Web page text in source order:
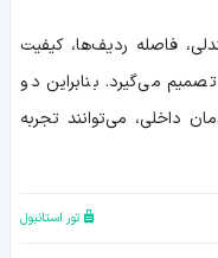
فاصله ردیف‌ها، کیفیت
می‌گیرد. بنابراین دو
داخلی، می‌توانند تجربه
تور استانبول